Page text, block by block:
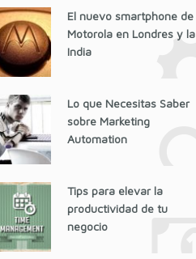
El nuevo smartphone de
Motorola en Londres y la
India
Lo que Necesitas Saber
sobre Marketing
Automation
Tips para elevar la
productividad de tu
negocio